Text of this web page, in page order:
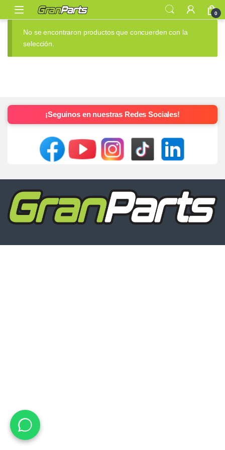
0
No se encontraron productos que concuerden con la
selección.
¡Seguinos en nuestras Redes Sociales!